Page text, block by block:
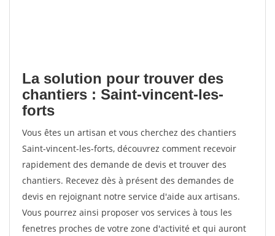
La solution pour trouver des
chantiers : Saint-vincent-les-
forts
Vous êtes un artisan et vous cherchez des chantiers
Saint-vincent-les-forts, découvrez comment recevoir
rapidement des demande de devis et trouver des
chantiers. Recevez dès à présent des demandes de
devis en rejoignant notre service d'aide aux artisans.
Vous pourrez ainsi proposer vos services à tous les
fenetres proches de votre zone d'activité et qui auront